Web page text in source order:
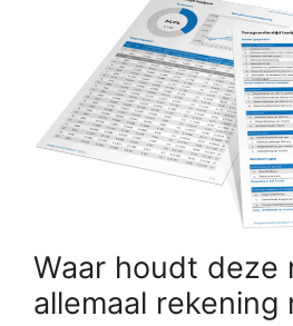
Waar houdt deze
allemaal rekening